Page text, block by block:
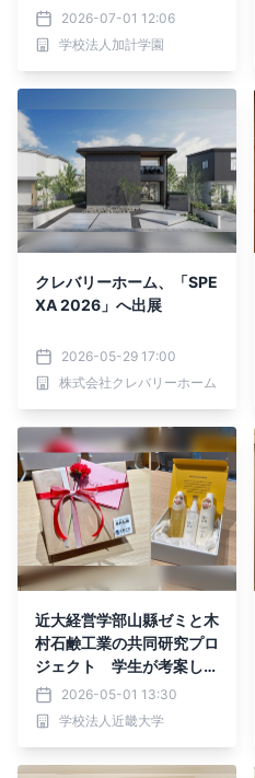
特徴も2026-07-01 12:06
学校法人加計学園
クレバリーホーム、「SPE
XA 2026」へ出展
2026-05-29 17:00
株式会社クレバリーホーム
近大経営学部山縣ゼミと木
村石鹸工業の共同研究プロ
ジェクト 学生が考案した
「母の日 ギフトボック
ス」実証販売を実施
2026-05-01 13:30
学校法人近畿大学